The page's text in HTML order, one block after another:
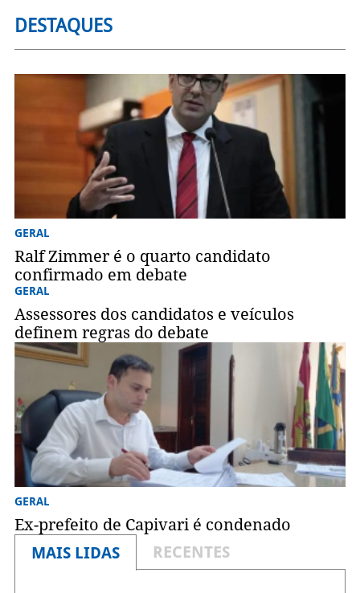
DESTAQUES
GERAL
Ralf Zimmer é o quarto candidato
confirmado em debate
GERAL
Assessores dos candidatos e veículos
definem regras do debate
GERAL
Ex-prefeito de Capivari é condenado
MAIS LIDAS
RECENTES